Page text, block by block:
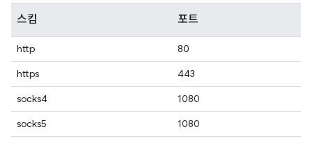
스킴 포트
http
80
https
443
socks4
1080
socks5
1080